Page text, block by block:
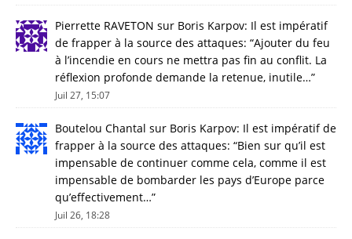
Pierrette RAVETON sur Boris Karpov: Il est impératif
de frapper à la source des attaques: “Ajouter du feu
à l’incendie en cours ne mettra pas fin au conflit. La
réflexion profonde demande la retenue, inutile…”
Juil 27, 15:07
Boutelou Chantal sur Boris Karpov: Il est impératif de
frapper à la source des attaques: “Bien sur qu’il est
impensable de continuer comme cela, comme il est
impensable de bombarder les pays d’Europe parce
qu’effectivement…”
Juil 26, 18:28